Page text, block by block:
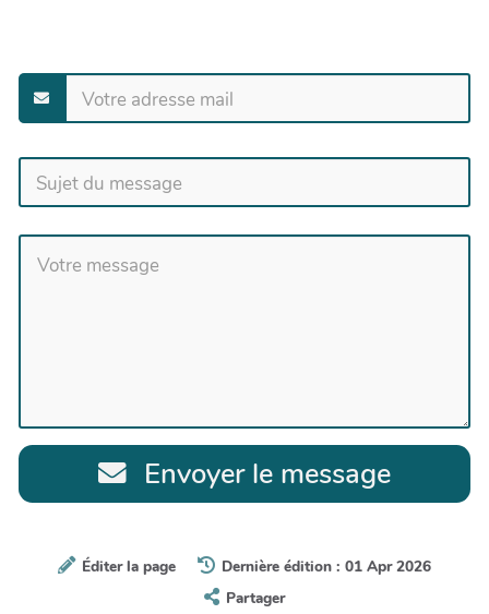
Envoyer le message
Éditer la page
Dernière édition : 01 Apr 2026
Partager